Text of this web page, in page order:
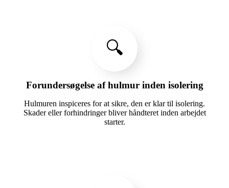
🔍
Forundersøgelse af hulmur inden isolering
Hulmuren inspiceres for at sikre, den er klar til isolering.
Skader eller forhindringer bliver håndteret inden arbejdet
starter.